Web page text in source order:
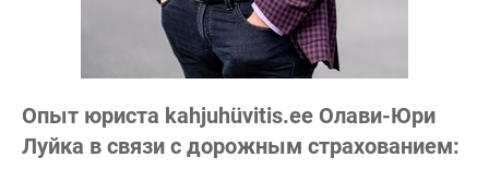
Опыт юриста kahjuhüvitis.ee Олави-Юри
Луйка в связи с дорожным страхованием: